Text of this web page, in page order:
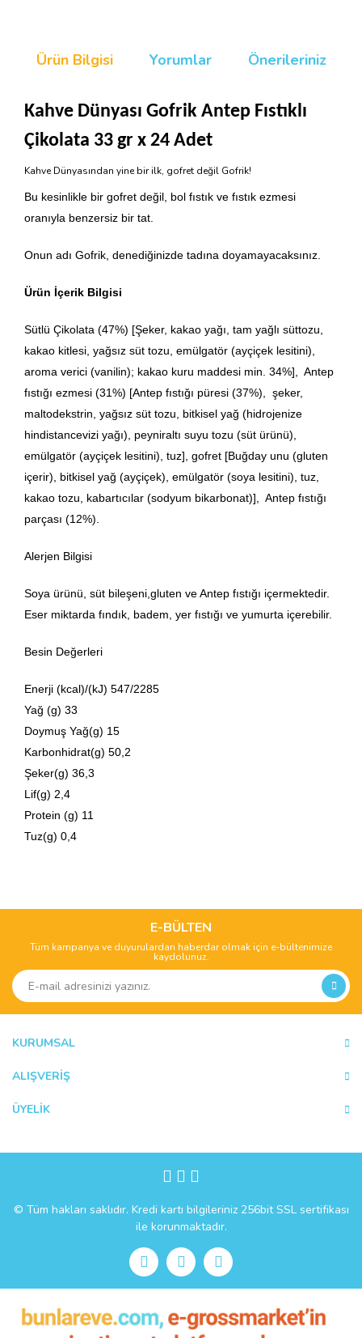
Ürün Bilgisi Yorumlar Önerileriniz
Kahve Dünyası Gofrik Antep Fıstıklı
Çikolata 33 gr x 24 Adet
Kahve Dünyasından yine bir ilk, gofret değil Gofrik!
Bu kesinlikle bir gofret değil, bol fıstık ve fıstık ezmesi
oranıyla benzersiz bir tat.
Onun adı Gofrik, denediğinizde tadına doyamayacaksınız.
Ürün İçerik Bilgisi
Sütlü Çikolata (47%) [Şeker, kakao yağı, tam yağlı süttozu,
kakao kitlesi, yağsız süt tozu, emülgatör (ayçiçek lesitini),
aroma verici (vanilin); kakao kuru maddesi min. 34%], Antep
fıstığı ezmesi (31%) [Antep fıstığı püresi (37%), şeker,
maltodekstrin, yağsız süt tozu, bitkisel yağ (hidrojenize
hindistancevizi yağı), peyniraltı suyu tozu (süt ürünü),
emülgatör (ayçiçek lesitini), tuz], gofret [Buğday unu (gluten
içerir), bitkisel yağ (ayçiçek), emülgatör (soya lesitini), tuz,
kakao tozu, kabartıcılar (sodyum bikarbonat)], Antep fıstığı
parçası (12%).
Alerjen Bilgisi
Soya ürünü, süt bileşeni,gluten ve Antep fıstığı içermektedir.
Eser miktarda fındık, badem, yer fıstığı ve yumurta içerebilir.
Besin Değerleri
Enerji (kcal)/(kJ) 547/2285
Yağ (g) 33
Doymuş Yağ(g) 15
Karbonhidrat(g) 50,2
Şeker(g) 36,3
Lif(g) 2,4
Protein (g) 11
Tuz(g) 0,4
Yorum Yaz
kullanarak tarafımıza iletebilirsiniz.
Görüş ve önerileriniz için teşekkür ederiz.
Ürün açıklamasında eksik bilgiler bulunuyor.
Ürün bilgilerinde hatalar bulunuyor.
E-BÜLTEN
Tüm kampanya ve duyurulardan haberdar olmak için e-bültenimize
kaydolunuz.
KURUMSAL
ALIŞVERİŞ
ÜYELİK
© Tüm hakları saklıdır. Kredi kartı bilgileriniz 256bit SSL sertifikası
ile korunmaktadır.